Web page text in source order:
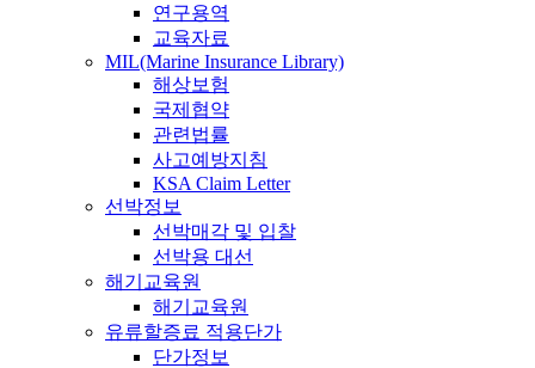
연구용역
교육자료
MIL(Marine Insurance Library)
해상보험
국제협약
관련법률
사고예방지침
KSA Claim Letter
선박정보
선박매각 및 입찰
선박용 대선
해기교육원
해기교육원
유류할증료 적용단가
단가정보